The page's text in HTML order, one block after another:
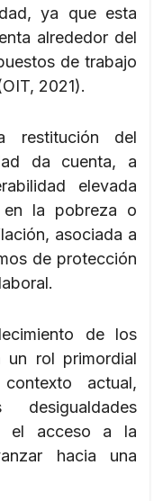
ya que esta
alrededor del
de trabajo
2021).
restitución del
da cuenta, a
elevada
la pobreza o
asociada a
de protección
de los
un rol primordial
actual,
el acceso a la
hacia una